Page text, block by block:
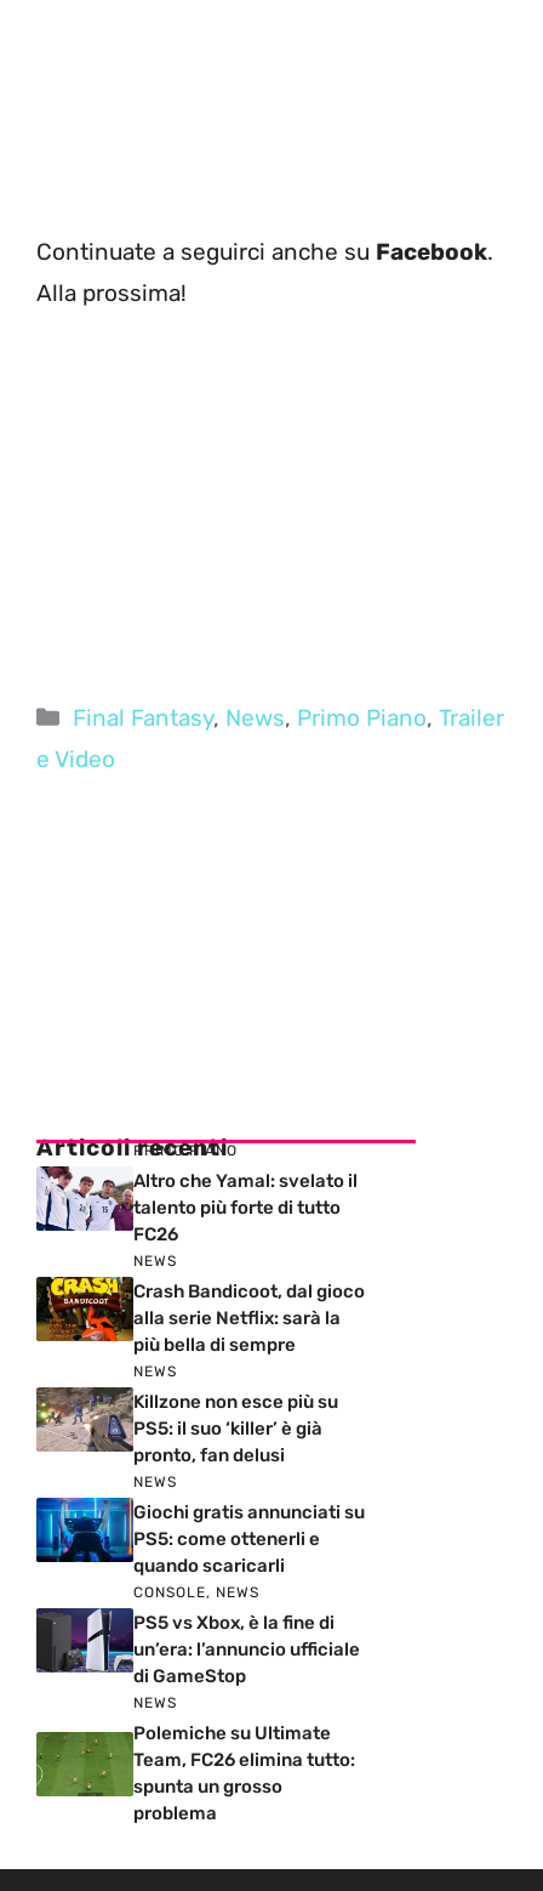
Continuate a seguirci anche su Facebook.
Alla prossima!
Categorie
Final Fantasy, News, Primo Piano,Trailer
e Video
Articoli recenti
PRIMO PIANO
Altro che Yamal: svelato il
talento più forte di tutto
FC26
NEWS
Crash Bandicoot, dal gioco
alla serie Netflix: sarà la
più bella di sempre
NEWS
Killzone non esce più su
PS5: il suo ‘killer’ è già
pronto, fan delusi
NEWS
Giochi gratis annunciati su
PS5: come ottenerli e
quando scaricarli
CONSOLE, NEWS
PS5 vs Xbox, è la fine di
un’era: l’annuncio ufficiale
di GameStop
NEWS
Polemiche su Ultimate
Team, FC26 elimina tutto:
spunta un grosso
problema